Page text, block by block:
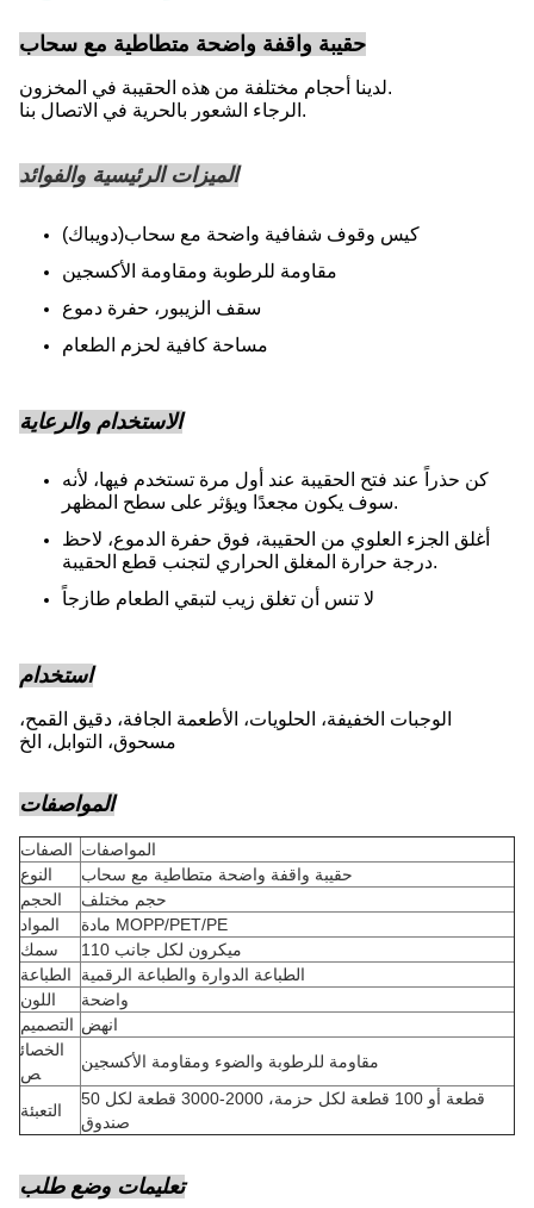
حقيبة واقفة واضحة متطاطية مع سحاب
لدينا أحجام مختلفة من هذه الحقيبة في المخزون.
الرجاء الشعور بالحرية في الاتصال بنا.
الميزات الرئيسية والفوائد
كيس وقوف شفافية واضحة مع سحاب(دويباك)
مقاومة للرطوبة ومقاومة الأكسجين
سقف الزيبور، حفرة دموع
مساحة كافية لحزم الطعام
الاستخدام والرعاية
كن حذراً عند فتح الحقيبة عند أول مرة تستخدم فيها، لأنه
سوف يكون مجعدًا ويؤثر على سطح المظهر.
أغلق الجزء العلوي من الحقيبة، فوق حفرة الدموع، لاحظ
درجة حرارة المغلق الحراري لتجنب قطع الحقيبة.
لا تنس أن تغلق زيب لتبقي الطعام طازجاً
استخدام
الوجبات الخفيفة، الحلويات، الأطعمة الجافة، دقيق القمح،
مسحوق، التوابل، الخ
المواصفات
الصفات المواصفات
النوع
حقيبة واقفة واضحة متطاطية مع سحاب
الحجم
حجم مختلف
المواد
مادة MOPP/PET/PE
سمك
110 ميكرون لكل جانب
الطباعة
الطباعة الدوارة والطباعة الرقمية
اللون
واضحة
التصميم انهض
الخصائ
ص
مقاومة للرطوبة والضوء ومقاومة الأكسجين
التعبئة
50 قطعة أو 100 قطعة لكل حزمة، 2000-3000 قطعة لكل
صندوق
تعليمات وضع طلب